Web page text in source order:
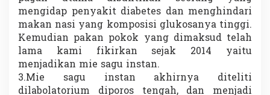
mengidap penyakit diabetes dan menghindari
makan nasi yang komposisi glukosanya tinggi.
Kemudian pakan pokok yang dimaksud telah
lama kami fikirkan sejak 2014 yaitu
menjadikan mie sagu instan.
3.Mie sagu instan akhirnya diteliti
dilabolatorium diporos tengah, dan menjadi